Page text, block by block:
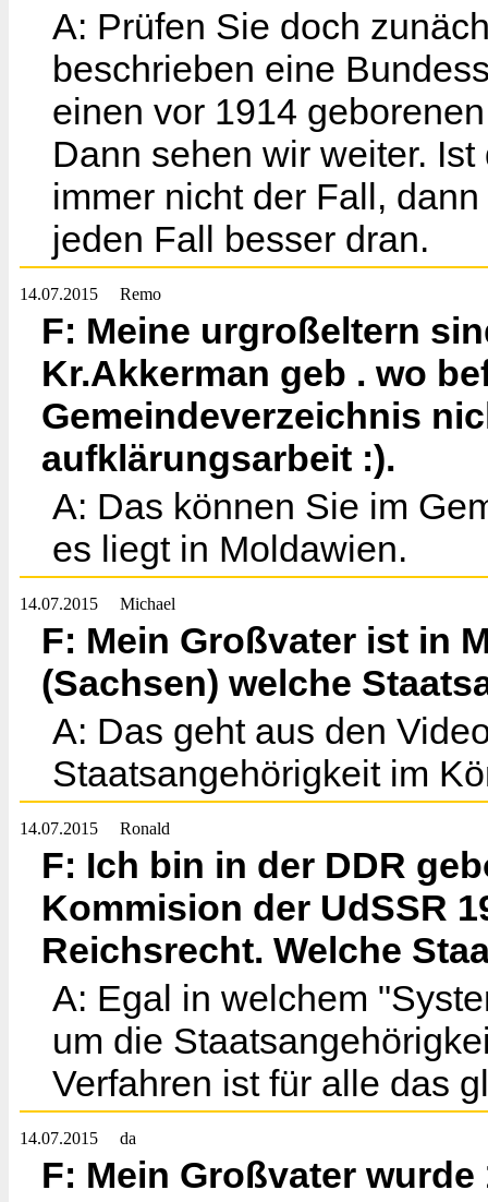
A: Prüfen Sie doch
beschrieben eine
einen vor 1914
Dann sehen wir weiter.
immer nicht der Fall,
jeden Fall besser dran.
14.07.2015 Remo
F: Meine urgroßeltern
Kr.Akkerman geb . wo
Gemeindeverzeichnis
aufklärungsarbeit :).
A: Das können Sie im
es liegt in Moldawien.
14.07.2015 Michael
F: Mein Großvater ist in
(Sachsen) welche
A: Das geht aus den
Staatsangehörigkeit im
14.07.2015 Ronald
F: Ich bin in der DDR
Kommision der UdSSR
Reichsrecht. Welche
A: Egal in welchem
um die
Verfahren ist für alle das
14.07.2015 da
F: Mein Großvater